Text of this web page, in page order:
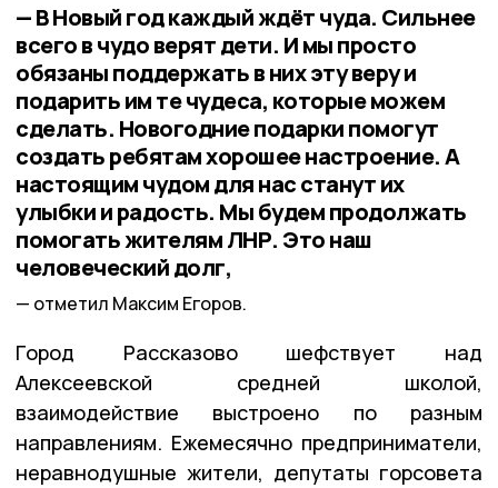
— В Новый год каждый ждёт чуда. Сильнее
всего в чудо верят дети. И мы просто
обязаны поддержать в них эту веру и
подарить им те чудеса, которые можем
сделать. Новогодние подарки помогут
создать ребятам хорошее настроение. А
настоящим чудом для нас станут их
улыбки и радость. Мы будем продолжать
помогать жителям ЛНР. Это наш
человеческий долг,
отметил Максим Егоров.
Город Рассказово шефствует над
Алексеевской средней школой,
взаимодействие выстроено по разным
направлениям. Ежемесячно предприниматели,
неравнодушные жители, депутаты горсовета